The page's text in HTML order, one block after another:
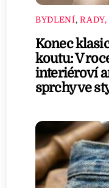
BYDLENÍ,
Konec
koutu: V
interiéroví
sprchy ve